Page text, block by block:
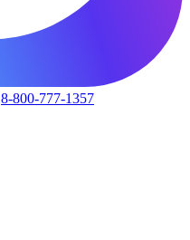
8-800-777-1357